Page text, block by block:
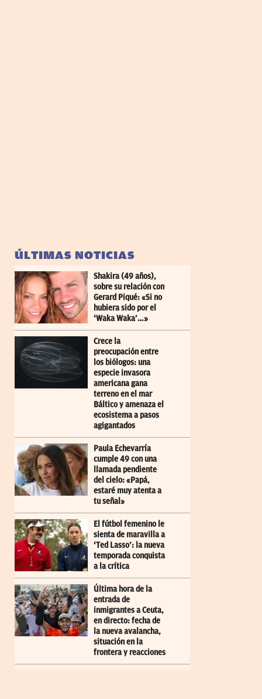
ÚLTIMAS NOTICIAS
Shakira (49 años),
sobre su relación con
Gerard Piqué: «Si no
hubiera sido por el
‘Waka Waka’…»
Crece la
preocupación entre
los biólogos: una
especie invasora
americana gana
terreno en el mar
Báltico y amenaza el
ecosistema a pasos
agigantados
Paula Echevarría
cumple 49 con una
llamada pendiente
del cielo: «Papá,
estaré muy atenta a
tu señal»
El fútbol femenino le
sienta de maravilla a
‘Ted Lasso’: la nueva
temporada conquista
a la crítica
Última hora de la
entrada de
inmigrantes a Ceuta,
en directo: fecha de
la nueva avalancha,
situación en la
frontera y reacciones